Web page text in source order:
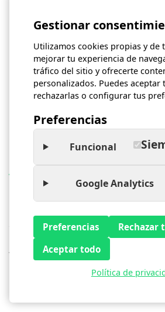
Comparte este artículo
Share
TwitterPinterestLinkedIn
Ventajas de casarse en separación
Guarda y Custodia en un divorcio
2 comentarios en “Los
lloran: los divorcios más
famosos”
Gestionar
Utilizamos cookies propias y de
mejorar tu experiencia de
tráfico del sitio y ofrecerte
personalizados. Puedes aceptar
rechazarlas o configurar tus
Preferencias
Funcional
Google Analytics
Preferencias
Rechazar
Aceptar todo
Política de